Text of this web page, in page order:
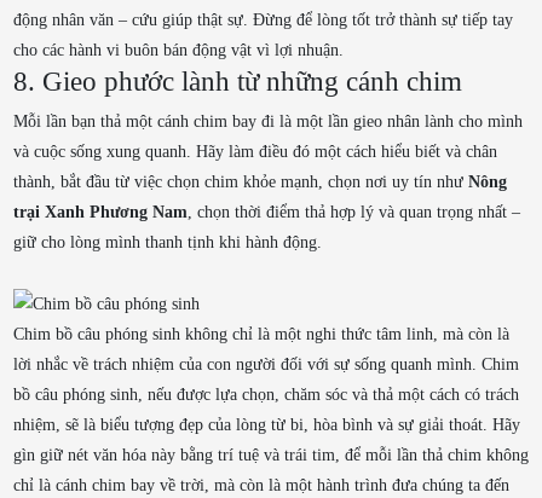
động nhân văn – cứu giúp thật sự. Đừng để lòng tốt trở thành sự tiếp tay
cho các hành vi buôn bán động vật vì lợi nhuận.
8. Gieo phước lành từ những cánh chim
Mỗi lần bạn thả một cánh chim bay đi là một lần gieo nhân lành cho mình
và cuộc sống xung quanh. Hãy làm điều đó một cách hiểu biết và chân
thành, bắt đầu từ việc chọn chim khỏe mạnh, chọn nơi uy tín như Nông
trại Xanh Phương Nam , chọn thời điểm thả hợp lý và quan trọng nhất –
giữ cho lòng mình thanh tịnh khi hành động.
Chim bồ câu phóng sinh không chỉ là một nghi thức tâm linh, mà còn là
lời nhắc về trách nhiệm của con người đối với sự sống quanh mình. Chim
bồ câu phóng sinh, nếu được lựa chọn, chăm sóc và thả một cách có trách
nhiệm, sẽ là biểu tượng đẹp của lòng từ bi, hòa bình và sự giải thoát. Hãy
gìn giữ nét văn hóa này bằng trí tuệ và trái tim, để mỗi lần thả chim không
chỉ là cánh chim bay về trời, mà còn là một hành trình đưa chúng ta đến